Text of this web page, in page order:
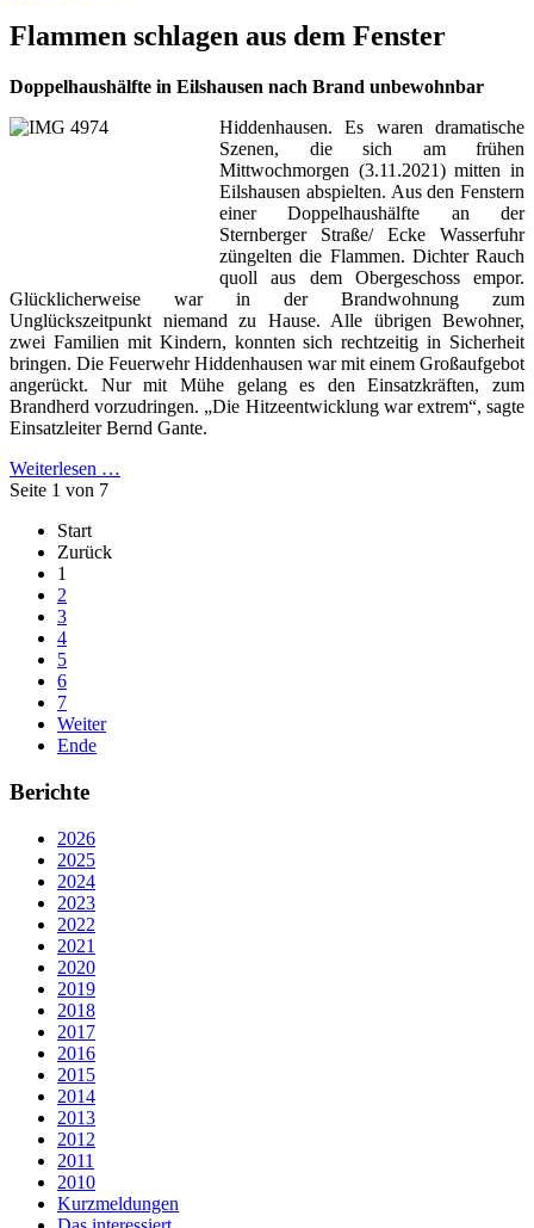
Flammen schlagen aus dem Fenster
Doppelhaushälfte in Eilshausen nach Brand unbewohnbar
Hiddenhausen. Es waren dramatische
Szenen, die sich am frühen
Mittwochmorgen (3.11.2021) mitten in
Eilshausen abspielten. Aus den Fenstern
einer Doppelhaushälfte an der
Sternberger Straße/ Ecke Wasserfuhr
züngelten die Flammen. Dichter Rauch
quoll aus dem Obergeschoss empor.
Glücklicherweise war in der Brandwohnung zum
Unglückszeitpunkt niemand zu Hause. Alle übrigen Bewohner,
zwei Familien mit Kindern, konnten sich rechtzeitig in Sicherheit
bringen. Die Feuerwehr Hiddenhausen war mit einem Großaufgebot
angerückt. Nur mit Mühe gelang es den Einsatzkräften, zum
Brandherd vorzudringen. „Die Hitzeentwicklung war extrem“, sagte
Einsatzleiter Bernd Gante.
Weiterlesen …
Seite 1 von 7
Start
Zurück
1
2
3
4
5
6
7
Weiter
Ende
Berichte
2026
2025
2024
2023
2022
2021
2020
2019
2018
2017
2016
2015
2014
2013
2012
2011
2010
Kurzmeldungen